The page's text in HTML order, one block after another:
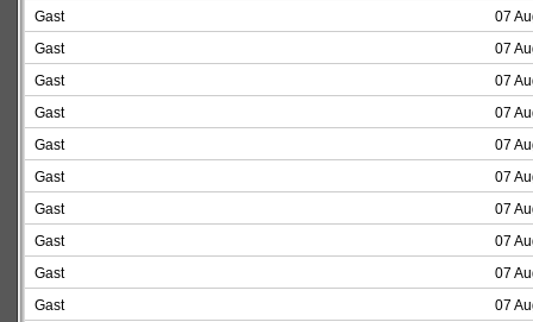
Gast
07
Gast
07
Gast
07
Gast
07
Gast
07
Gast
07
Gast
07
Gast
07
Gast
07
Gast
07